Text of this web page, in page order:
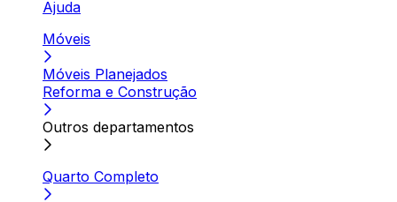
Ajuda
Móveis
Móveis Planejados
Reforma e Construção
Outros departamentos
Quarto Completo